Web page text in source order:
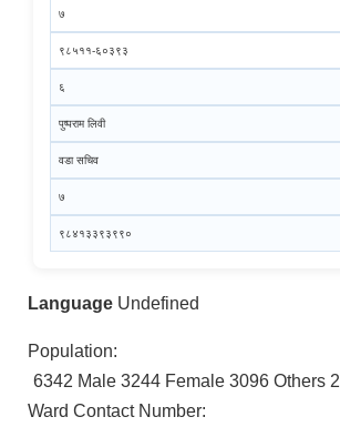
७
९८५११-६०३९३
६
पुष्पराम लिवी
वडा सचिव
७
९८४१३३९३९९०
Language Undefined
Population:
6342 Male 3244 Female 3096 Others 2
Ward Contact Number: